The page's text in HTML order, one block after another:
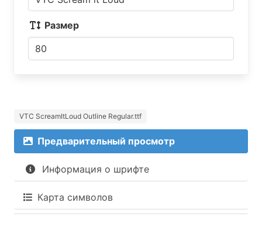
Размер
VTC ScreamItLoud Outline Regular.ttf
Предварительный просмотр
Информация о шрифте
Карта символов